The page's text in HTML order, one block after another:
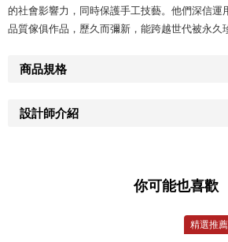
的社會影響力，同時保護手工技藝。他們深信運
品質傢俱作品，歷久而彌新，能跨越世代被永久
商品規格
設計師介紹
你可能也喜歡
精選推薦